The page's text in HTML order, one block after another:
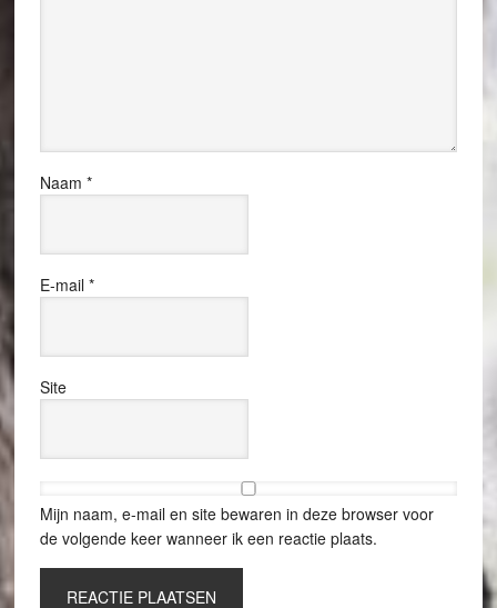
Naam *
E-mail *
Site
Mijn naam, e-mail en site bewaren in deze browser voor
de volgende keer wanneer ik een reactie plaats.